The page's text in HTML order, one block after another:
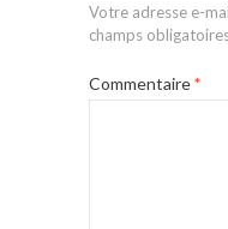
Votre adresse e-
champs
Commentaire*